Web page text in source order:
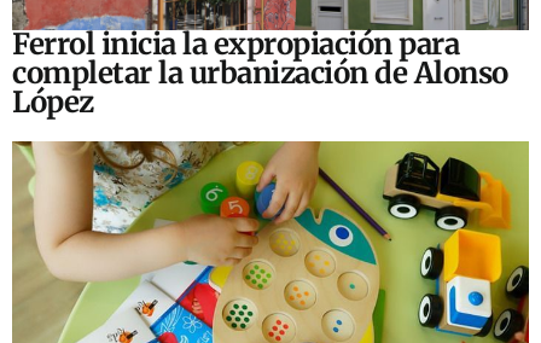
Ferrol inicia la expropiación para
completar la urbanización de Alonso
López